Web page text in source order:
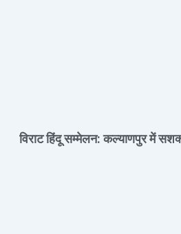
विराट हिंदू सम्मेलन: कल्याणपुर में